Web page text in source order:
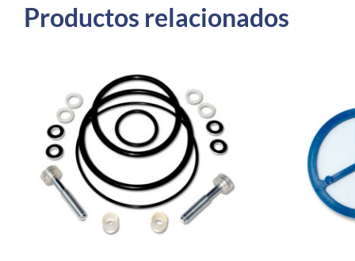
Productos relacionados